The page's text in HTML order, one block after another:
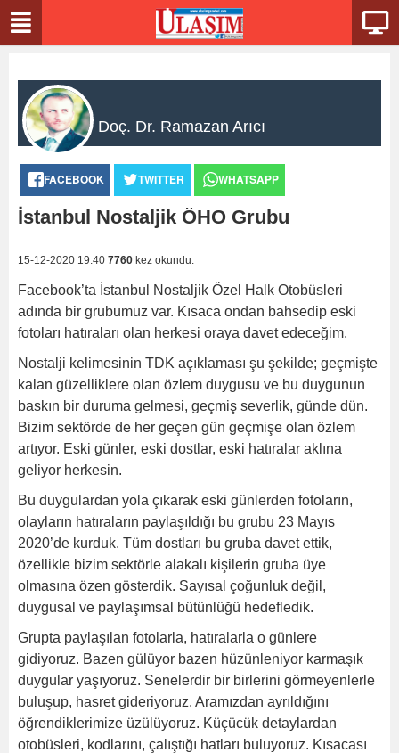
Doç. Dr. Ramazan Arıcı
FACEBOOK TWITTER WHATSAPP
İstanbul Nostaljik ÖHO Grubu
15-12-2020 19:40 7760 kez okundu.
Facebook’ta İstanbul Nostaljik Özel Halk Otobüsleri
adında bir grubumuz var. Kısaca ondan bahsedip eski
fotoları hatıraları olan herkesi oraya davet edeceğim.
Nostalji kelimesinin TDK açıklaması şu şekilde; geçmişte
kalan güzelliklere olan özlem duygusu ve bu duygunun
baskın bir duruma gelmesi, geçmiş severlik, günde dün.
Bizim sektörde de her geçen gün geçmişe olan özlem
artıyor. Eski günler, eski dostlar, eski hatıralar aklına
geliyor herkesin.
Bu duygulardan yola çıkarak eski günlerden fotoların,
olayların hatıraların paylaşıldığı bu grubu 23 Mayıs
2020’de kurduk. Tüm dostları bu gruba davet ettik,
özellikle bizim sektörle alakalı kişilerin gruba üye
olmasına özen gösterdik. Sayısal çoğunluk değil,
duygusal ve paylaşımsal bütünlüğü hedefledik.
Grupta paylaşılan fotolarla, hatıralarla o günlere
gidiyoruz. Bazen gülüyor bazen hüzünleniyor karmaşık
duygular yaşıyoruz. Senelerdir bir birlerini görmeyenlerle
buluşup, hasret gideriyoruz. Aramızdan ayrıldığını
öğrendiklerimize üzülüyoruz. Küçücük detaylardan
otobüsleri, kodlarını, çalıştığı hatları buluyoruz. Kısacası